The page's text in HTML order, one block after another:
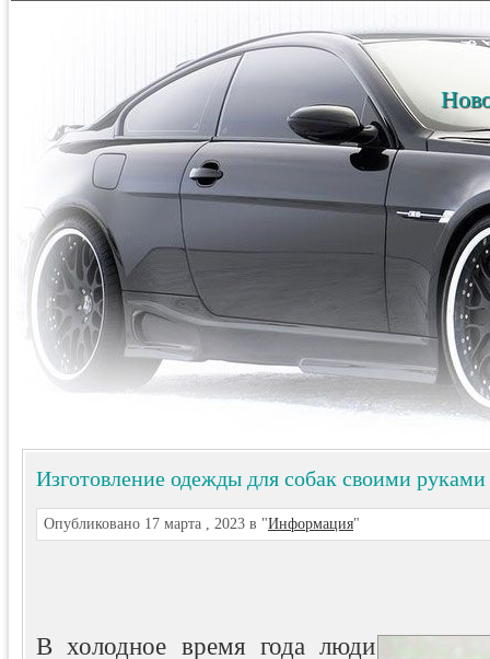
Изготовление одежды для собак своими руками
Опубликовано 17 марта , 2023 в "Информация"
В холодное время года люди